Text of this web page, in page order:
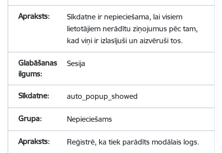
Sīkdatne ir nepieciešama, lai visiem
lietotājiem nerādītu ziņojumus pēc tam,
kad viņi ir izlasījuši un aizvēruši tos.
Sesija
auto_popup_showed
Nepieciešams
Reģistrē, ka tiek parādīts modālais logs.